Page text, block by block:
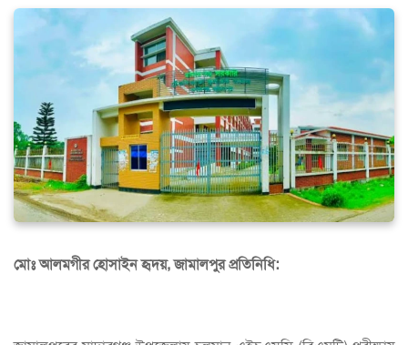
মোঃ আলমগীর হোসাইন হৃদয়, জামালপুর প্রতিনিধি: